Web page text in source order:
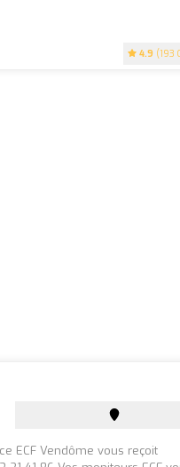
4.9 (193
ECF Vendôme vous reçoit